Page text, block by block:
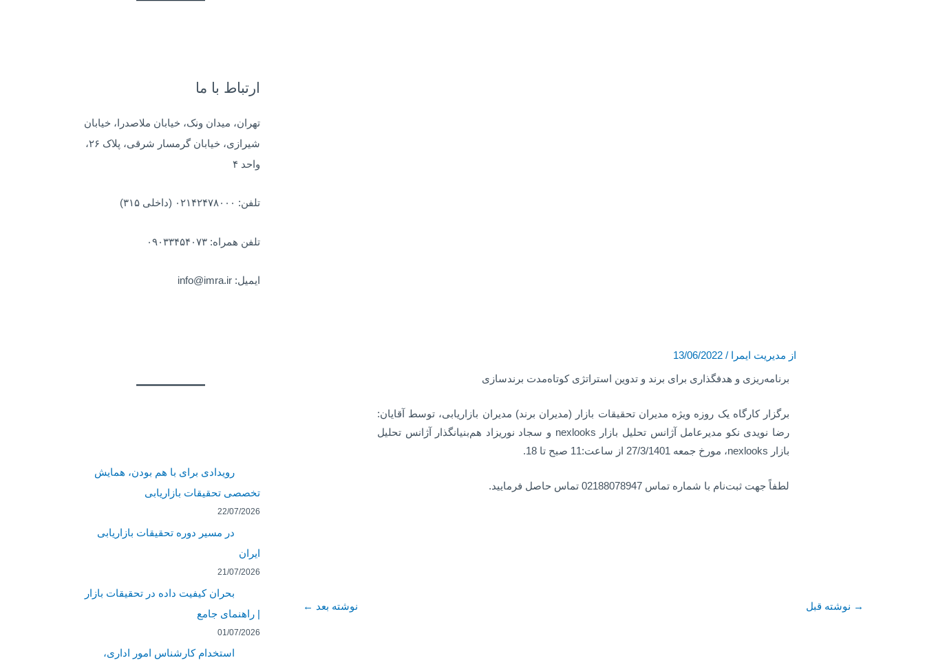
از مدیریت ایمرا/
13/06/2022
برنامه‌ریزی و هدفگذاری برای برند و تدوین استراتژی کوتاه‌مدت برند‌سازی
برگزار کارگاه یک روزه ویژه مدیران تحقیقات بازار (مدیران برند) مدیران بازاریابی، توسط آقایان:
رضا نویدی نکو مدیرعامل آژانس تحلیل بازار nexlooks و سجاد نوریزاد هم‌بنیانگذار آژانس تحلیل
بازار nexlooks، مورخ جمعه 27/3/1401 از ساعت:11 صبح تا 18.
لطفاً جهت ثبت‌نام با شماره تماس 02188078947 تماس حاصل فرمایید.
→ نوشته قبل نوشته بعد ←
ارتباط با ما
تهران، میدان ونک، خیابان ملاصدرا، خیابان
شیرازی، خیابان گرمسار شرقی، پلاک ۲۶،
واحد ۴
تلفن: ۰۲۱۴۲۴۷۸۰۰۰ (داخلی ۳۱۵)
تلفن همراه: ۰۹۰۳۳۴۵۴۰۷۳
ایمیل: info@imra.ir
رویدادی برای با هم بودن، همایش
تخصصی تحقیقات بازاریابی
22/07/2026
در مسیر دوره تحقیقات بازاریابی
ایران
21/07/2026
بحران کیفیت داده در تحقیقات بازار
| راهنمای جامع
01/07/2026
استخدام کارشناس امور اداری،